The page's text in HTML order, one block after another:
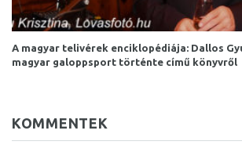
A magyar telivérek enciklopédiája: Dallos
magyar galoppsport történte című könyvről
KOMMENTEK